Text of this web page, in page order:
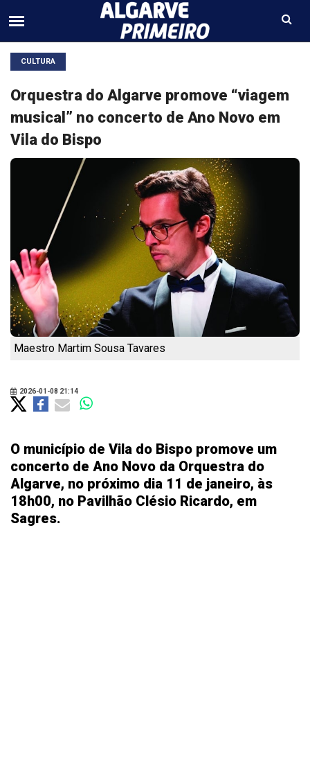
CULTURA
Orquestra do Algarve promove “viagem
musical” no concerto de Ano Novo em
Vila do Bispo
Maestro Martim Sousa Tavares
2026-01-08 21:14
O município de Vila do Bispo promove um
concerto de Ano Novo da Orquestra do
Algarve, no próximo dia 11 de janeiro, às
18h00, no Pavilhão Clésio Ricardo, em
Sagres.